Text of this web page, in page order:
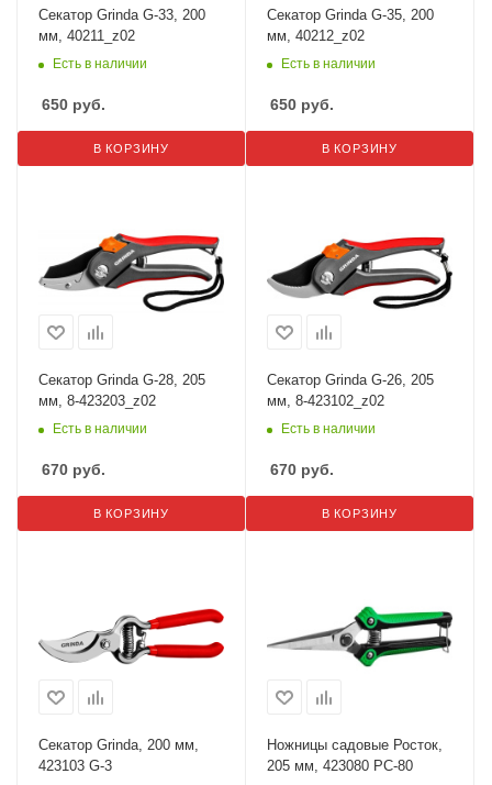
Секатор Grinda G-33, 200
мм, 40211_z02
Есть в наличии
650 руб.
В КОРЗИНУ
Секатор Grinda G-35, 200
мм, 40212_z02
Есть в наличии
650 руб.
В КОРЗИНУ
Секатор Grinda G-28, 205
мм, 8-423203_z02
Есть в наличии
670 руб.
В КОРЗИНУ
Секатор Grinda G-26, 205
мм, 8-423102_z02
Есть в наличии
670 руб.
В КОРЗИНУ
Секатор Grinda, 200 мм,
423103 G-3
Ножницы садовые Росток,
205 мм, 423080 PC-80